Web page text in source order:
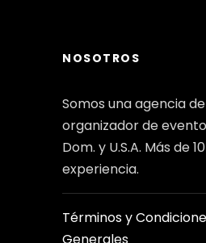
NOSOTROS
Somos una agencia
organizador de
Dom. y U.S.A. Más de
experiencia.
Términos y